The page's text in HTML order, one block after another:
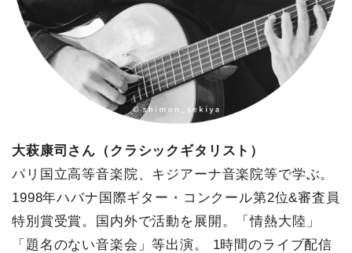
大萩康司さん（クラシックギタリスト）
パリ国立高等音楽院、キジアーナ音楽院等で学ぶ。
1998年ハバナ国際ギター・コンクール第2位&審査員
特別賞受賞。国内外で活動を展開。「情熱大陸」
「題名のない音楽会」等出演。 1時間のライブ配信